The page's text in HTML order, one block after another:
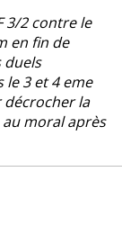
3/2 contre le
en fin de
duels
3 et 4 eme
la
au moral après